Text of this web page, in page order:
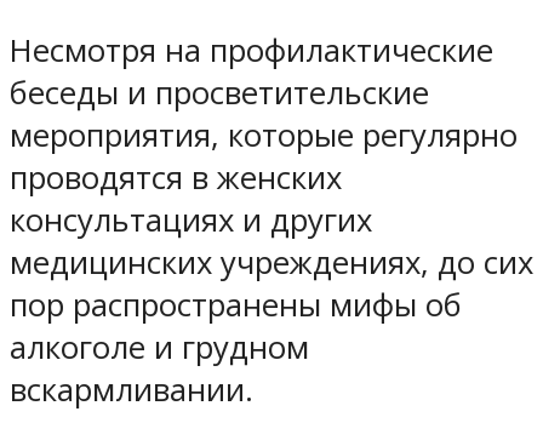
Несмотря на профилактические
беседы и просветительские
мероприятия, которые регулярно
проводятся в женских
консультациях и других
медицинских учреждениях, до сих
пор распространены мифы об
алкоголе и грудном
вскармливании.